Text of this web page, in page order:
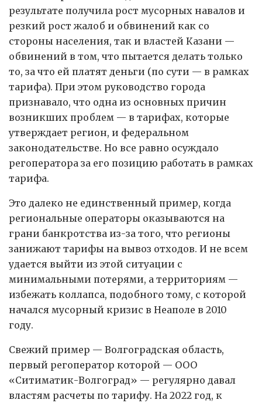
результате получила рост мусорных навалов и
резкий рост жалоб и обвинений как со
стороны населения, так и властей Казани —
обвинений в том, что пытается делать только
то, за что ей платят деньги (по сути — в рамках
тарифа). При этом руководство города
признавало, что одна из основных причин
возникших проблем — в тарифах, которые
утверждает регион, и федеральном
законодательстве. Но все равно осуждало
регоператора за его позицию работать в рамках
тарифа.
Это далеко не единственный пример, когда
региональные операторы оказываются на
грани банкротства из-за того, что регионы
занижают тарифы на вывоз отходов. И не всем
удается выйти из этой ситуации с
минимальными потерями, а территориям —
избежать коллапса, подобного тому, с которой
начался мусорный кризис в Неаполе в 2010
году.
Свежий пример — Волгоградская область,
первый регоператор которой — ООО
«Ситиматик-Волгоград» — регулярно давал
властям расчеты по тарифу. На 2022 год, к